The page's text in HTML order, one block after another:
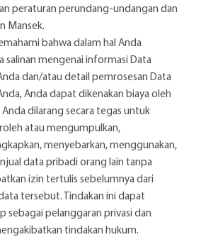
peraturan perundang-undangan dan
Mansek.
bahwa dalam hal Anda
salinan mengenai informasi Data
dan/atau detail pemrosesan Data
Anda dapat dikenakan biaya oleh
Anda dilarang secara tegas untuk
atau mengumpulkan,
menyebarkan, menggunakan,
data pribadi orang lain tanpa
izin tertulis sebelumnya dari
tersebut. Tindakan ini dapat
sebagai pelanggaran privasi dan
tindakan hukum.